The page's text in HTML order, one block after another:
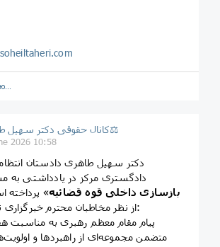
کانال حقوقی دکتر سهيل طاهری⚖
2026 10:58
دکتر سهیل طاهری دادستان
دادگستری مرکز در یادداشتی به
بازسازی داخلی قوه قضائیه» پرداخته
از نظر مخاطبان محترم خبرگزاری تسنیم می‌گذرد:
پیام مقام معظم رهبری به مناسبت
متضمن مجموعه‌ای از راهبردها و